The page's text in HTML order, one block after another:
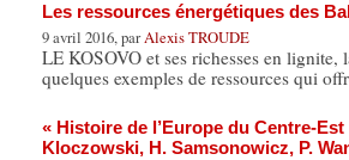
Les ressources énergétiques des
9 avril 2016, parAlexis TROUDE
LE KOSOVO et ses richesses en
quelques exemples de ressources qui
« Histoire de l’Europe du Centre-
Kloczowski, H. Samsonowicz, P.